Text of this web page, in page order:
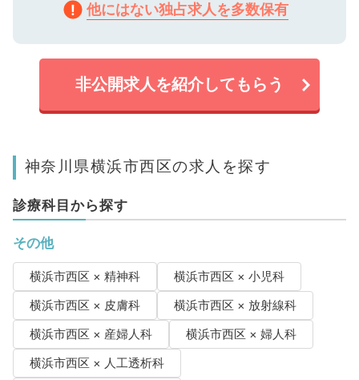
他にはない独占求人を多数保有
非公開求人を紹介してもらう
神奈川県横浜市西区の求人を探す
診療科目から探す
その他
横浜市西区 × 精神科
横浜市西区 × 小児科
横浜市西区 × 皮膚科
横浜市西区 × 放射線科
横浜市西区 × 産婦人科
横浜市西区 × 婦人科
横浜市西区 × 人工透析科